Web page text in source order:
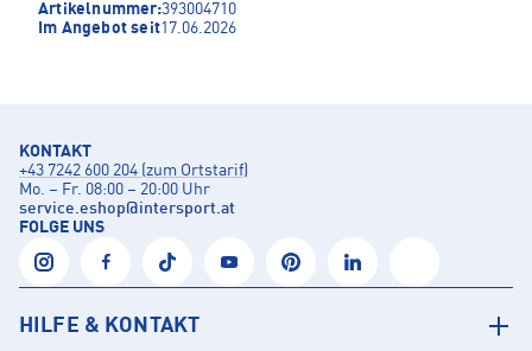
Artikelnummer:393004710
Im Angebot seit17.06.2026
KONTAKT
+43 7242 600 204 (zum Ortstarif)
Mo. – Fr. 08:00 – 20:00 Uhr
service.eshop@intersport.at
FOLGE UNS
HILFE & KONTAKT